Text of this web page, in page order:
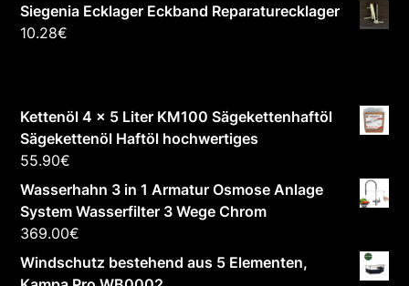
Siegenia Ecklager Eckband Reparaturecklager
10.28€
Kettenöl 4 x 5 Liter KM100 Sägekettenhaftöl
Sägekettenöl Haftöl hochwertiges
55.90€
Wasserhahn 3 in 1 Armatur Osmose Anlage
System Wasserfilter 3 Wege Chrom
369.00€
Windschutz bestehend aus 5 Elementen,